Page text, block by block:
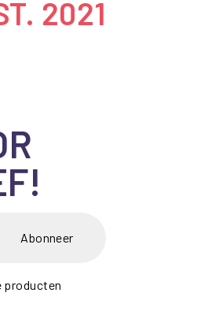
2021
Abonneer
producten